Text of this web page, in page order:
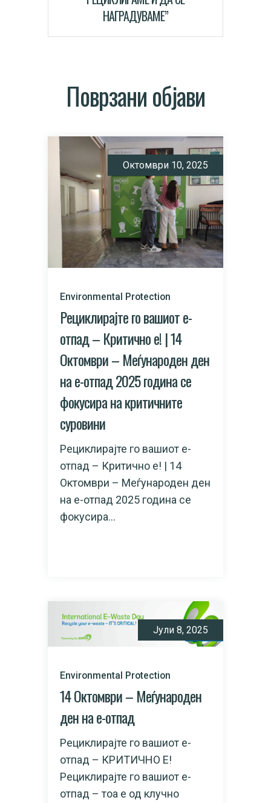
НАГРАДУВАМЕ”
Поврзани објави
Октомври 10, 2025
Environmental Protection
Рециклирајте го вашиот е-
отпад – Критично e! | 14
Октомври – Меѓународен ден
на е-отпад 2025 година се
фокусира на критичните
суровини
Рециклирајте го вашиот е-
отпад – Критично e! | 14
Октомври – Меѓународен ден
на е-отпад 2025 година се
фокусира...
Јули 8, 2025
Environmental Protection
14 Октомври – Меѓународен
ден на е-отпад​
Рециклирајте го вашиот е-
отпад – КРИТИЧНО Е!
Рециклирајте го вашиот е-
отпад – тоа е од клучно